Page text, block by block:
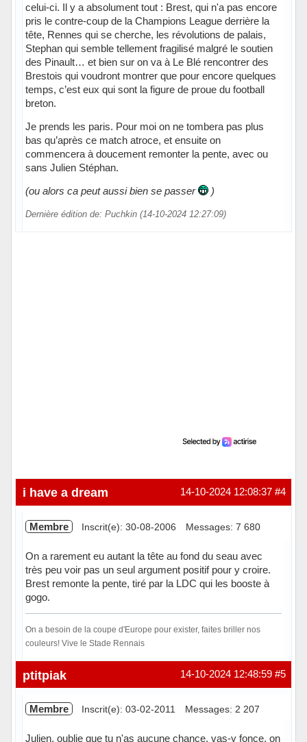
celui-ci. Il y a absolument tout : Brest, qui n'a pas encore
pris le contre-coup de la Champions League derrière la
tête, Rennes qui se cherche, les révolutions de palais,
Stephan qui semble tellement fragilisé malgré le soutien
des Pinault… et bien sur on va à Le Blé rencontrer des
Brestois qui voudront montrer que pour encore quelques
temps, c’est eux qui sont la figure de proue du football
breton.
Je prends les paris. Pour moi on ne tombera pas plus
bas qu’après ce match atroce, et ensuite on
commencera à doucement remonter la pente, avec ou
sans Julien Stéphan.
(ou alors ca peut aussi bien se passer
)
Dernière édition de: Puchkin (14-10-2024 12:27:09)
#4
14-10-2024 12:08:37
i have a dream
Membre Inscrit(e): 30-08-2006 Messages: 7 680
On a rarement eu autant la tête au fond du seau avec
très peu voir pas un seul argument positif pour y croire.
Brest remonte la pente, tiré par la LDC qui les booste à
gogo.
On a besoin de la coupe d'Europe pour exister, faites briller nos
couleurs! Vive le Stade Rennais
Hors ligne #5
14-10-2024 12:48:59
ptitpiak
Membre Inscrit(e): 03-02-2011 Messages: 2 207
Julien, oublie que tu n'as aucune chance, vas-y fonce, on